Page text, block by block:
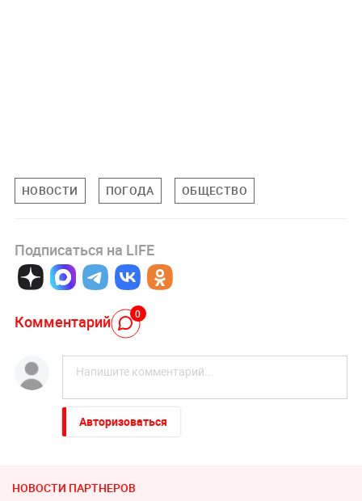
НОВОСТИ ПОГОДА ОБЩЕСТВО
Подписаться на LIFE
Комментарий 0
Авторизоваться
НОВОСТИ ПАРТНЕРОВ